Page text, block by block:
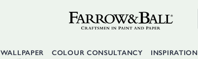
WALLPAPER COLOUR CONSULTANCY INSPIRATION